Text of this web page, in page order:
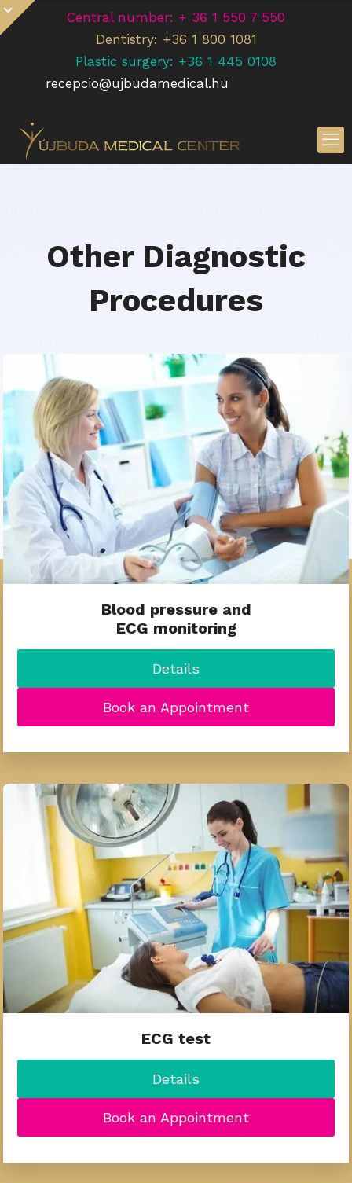
Central number: + 36 1 550 7 550
Dentistry: +36 1 800 1081
Plastic surgery: +36 1 445 0108
recepcio@ujbudamedical.hu
Other Diagnostic
Procedures
Blood pressure and
ECG monitoring
Details
Book an Appointment
ECG test
Details
Book an Appointment